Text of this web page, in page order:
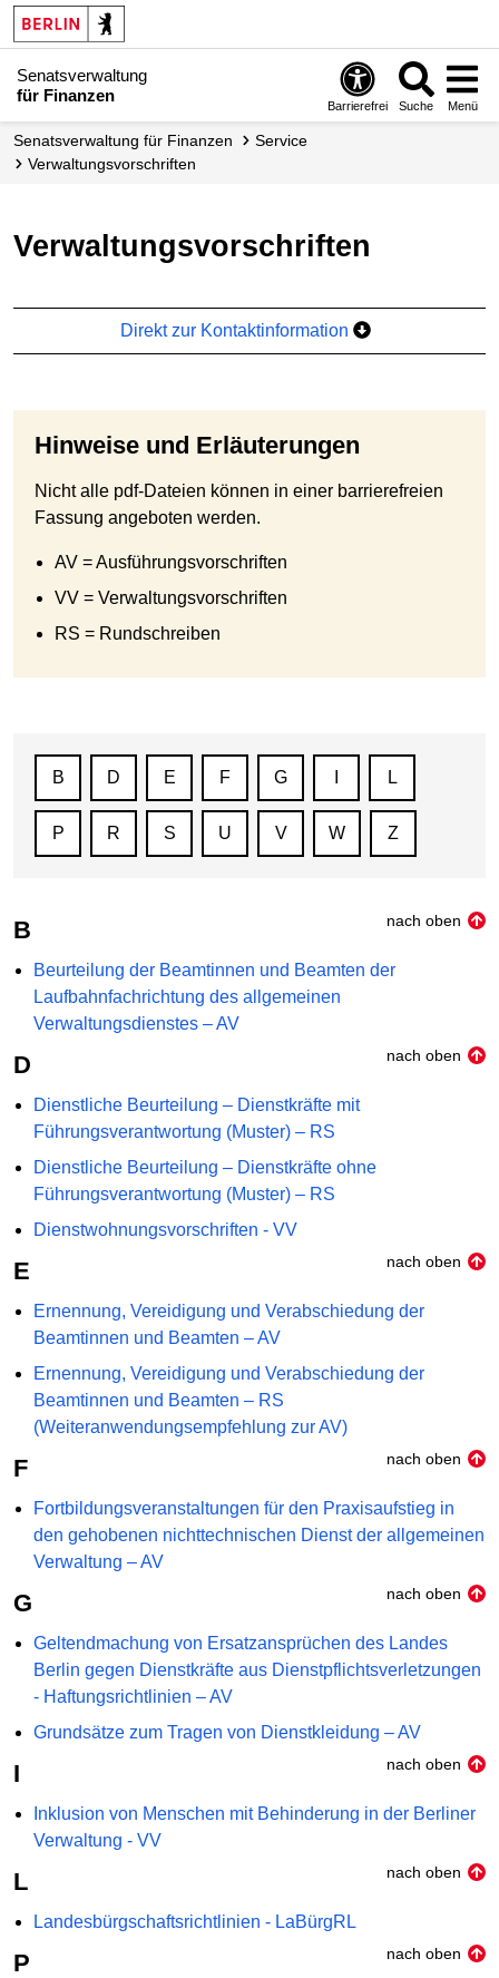
Senatsverwaltung
für Finanzen
Barrierefrei Suche Menü
Senats­verwaltung für Finanzen
Service
Verwaltungsvorschriften
Verwaltungsvorschriften
Direkt zur Kontaktinformation
Hinweise und Erläuterungen
Nicht alle pdf-Dateien können in einer barrierefreien
Fassung angeboten werden.
AV = Ausführungsvorschriften
VV = Verwaltungsvorschriften
RS = Rundschreiben
B D E F G L
P R S U V W Z
B nach oben
Beurteilung der Beamtinnen und Beamten der
Laufbahnfachrichtung des allgemeinen
Verwaltungsdienstes – AV
D nach oben
Dienstliche Beurteilung – Dienstkräfte mit
Führungsverantwortung (Muster) – RS
Dienstliche Beurteilung – Dienstkräfte ohne
Führungsverantwortung (Muster) – RS
Dienstwohnungsvorschriften - VV
E nach oben
Ernennung, Vereidigung und Verabschiedung der
Beamtinnen und Beamten – AV
Ernennung, Vereidigung und Verabschiedung der
Beamtinnen und Beamten – RS
(Weiteranwendungsempfehlung zur AV)
F nach oben
Fortbildungsveranstaltungen für den Praxisaufstieg in
den gehobenen nichttechnischen Dienst der allgemeinen
Verwaltung – AV
G nach oben
Geltendmachung von Ersatzansprüchen des Landes
Berlin gegen Dienstkräfte aus Dienstpflichtsverletzungen
- Haftungsrichtlinien – AV
Grundsätze zum Tragen von Dienstkleidung – AV
I nach oben
Inklusion von Menschen mit Behinderung in der Berliner
Verwaltung - VV
L nach oben
Landesbürgschaftsrichtlinien - LaBürgRL
P nach oben